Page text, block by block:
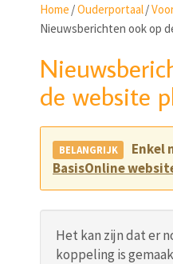
Home /Ouderportaal/
Nieuwsberichten ook op
de website
Enkel
BasisOnline
Het kan zijn dat er
koppeling is